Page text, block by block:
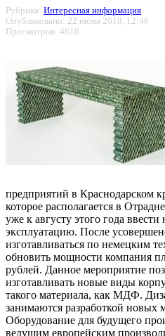
Рубрика: Интересная информация
Опубликовано: 22 июня 2018, 12:46
Просмотров: 4616
предприятий в Краснодарском
которое располагается в
уже к августу этого года
эксплуатацию. После
изготавливаться по немецким
обновить мощности компания
рублей. Данное мероприятие
изготавливать новые виды
такого материала, как МДФ.
занимаются разработкой новых
Оборудование для будущего
ведущим европейским